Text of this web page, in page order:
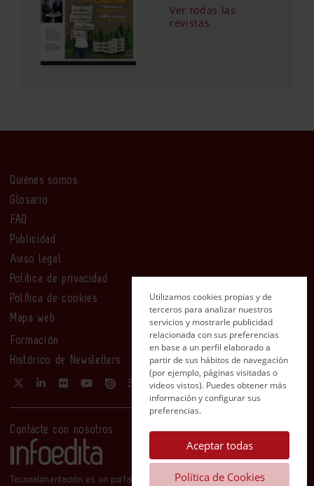
Ver todas las
revistas
Quiénes somos
Glosario
FAQ
Publicidad
Aviso legal
Política de privacidad
Política de cookies
Mapa web
Formación
Histórico de Newsletters
Contacte con nosotros
Tecnoalimentación es un portal de Infoedita
Utilizamos cookies propias y de
terceros para analizar nuestros
servicios y mostrarle publicidad
relacionada con sus preferencias
en base a un perfil elaborado a
partir de sus hábitos de navegación
(por ejemplo, páginas visitadas o
videos vistos). Puedes obtener más
información y configurar sus
preferencias.
Aceptar todas
Política de Cookies